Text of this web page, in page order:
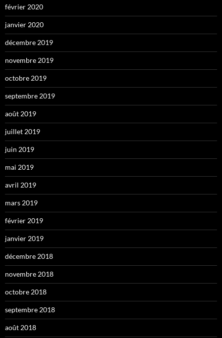
février 2020
janvier 2020
décembre 2019
novembre 2019
octobre 2019
septembre 2019
août 2019
juillet 2019
juin 2019
mai 2019
avril 2019
mars 2019
février 2019
janvier 2019
décembre 2018
novembre 2018
octobre 2018
septembre 2018
août 2018